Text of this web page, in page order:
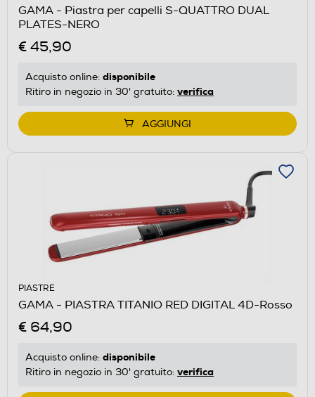
GAMA - Piastra per capelli S-QUATTRO DUAL
PLATES-NERO
€ 45,90
Acquisto online: disponibile
Ritiro in negozio in 30' gratuito: verifica
AGGIUNGI
PIASTRE
GAMA - PIASTRA TITANIO RED DIGITAL 4D-Rosso
€ 64,90
Acquisto online: disponibile
Ritiro in negozio in 30' gratuito: verifica